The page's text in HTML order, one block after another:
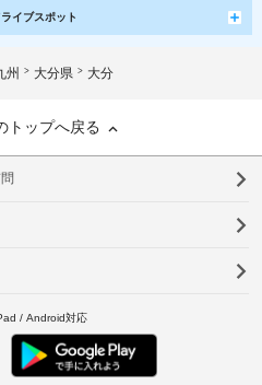
イブスポット
州 大分県 大分
トップへ戻る